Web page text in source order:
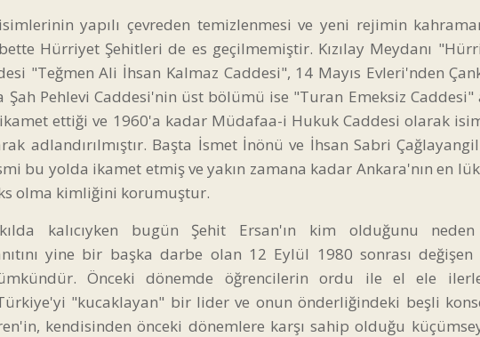
yapılı çevreden temizlenmesi ve yeni rejimin
Hürriyet Şehitleri de es geçilmemiştir. Kızılay Meydanı
"Teğmen Ali İhsan Kalmaz Caddesi", 14 Mayıs Evleri'nden
Şah Pehlevi Caddesi'nin üst bölümü ise "Turan Emeksiz Caddesi"
ettiği ve 1960'a kadar Müdafaa-i Hukuk Caddesi olarak
adlandırılmıştır. Başta İsmet İnönü ve İhsan Sabri
bu yolda ikamet etmiş ve yakın zamana kadar Ankara'nın en
olma kimliğini korumuştur.
kalıcıyken bugün Şehit Ersan'ın kim olduğunu
yine bir başka darbe olan 12 Eylül 1980 sonrası
Önceki dönemde öğrencilerin ordu ile el ele
"kucaklayan" bir lider ve onun önderliğindeki beşli
kendisinden önceki dönemlere karşı sahip olduğu